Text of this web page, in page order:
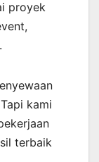
proyek
kami
terbaik